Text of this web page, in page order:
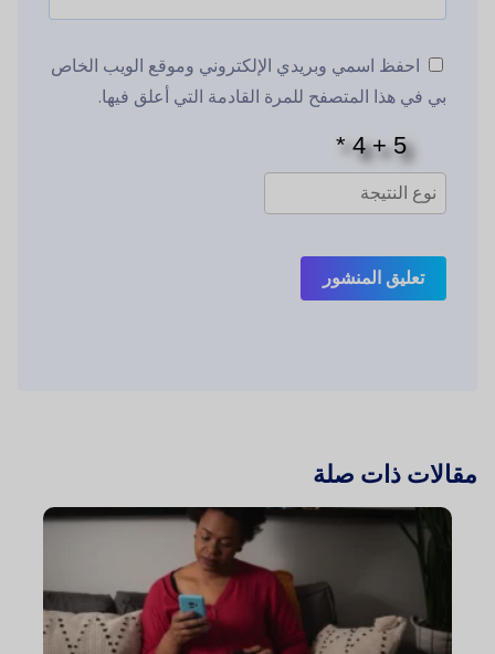
احفظ اسمي وبريدي الإلكتروني وموقع الويب الخاص
بي في هذا المتصفح للمرة القادمة التي أعلق فيها.
تعليق المنشور
مقالات ذات صلة